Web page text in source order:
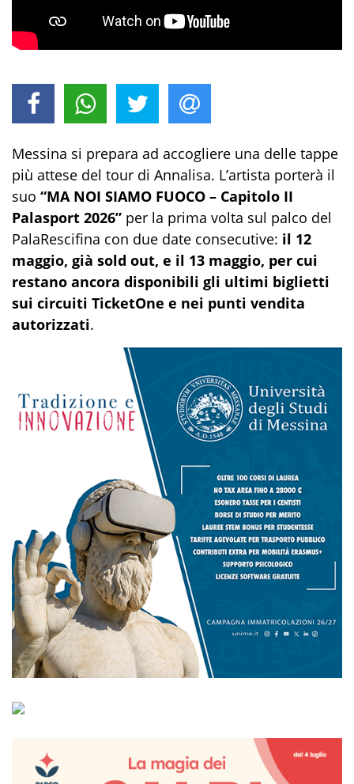
Messina si prepara ad accogliere una delle tappe
più attese del tour di Annalisa. L’artista porterà il
suo “MA NOI SIAMO FUOCO – Capitolo II
Palasport 2026” per la prima volta sul palco del
PalaRescifina con due date consecutive: il 12
maggio, già sold out, e il 13 maggio, per cui
restano ancora disponibili gli ultimi biglietti
sui circuiti TicketOne e nei punti vendita
autorizzati.